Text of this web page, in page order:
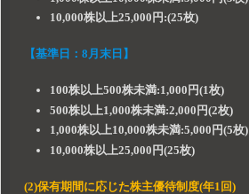
10,000株以上25,000円:(25枚)
【基準日：8月末日】
100株以上500株未満:1,000円(1枚)
500株以上1,000株未満:2,000円(2枚)
1,000株以上10,000株未満:5,000円(5枚)
10,000株以上25,000円(25枚)
(2)保有期間に応じた株主優待制度(年1回)